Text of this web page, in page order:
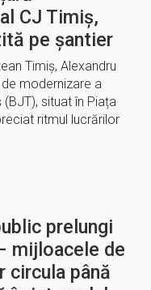
CJ Timiș,
pe șantier
Timiș, Alexandru
modernizare a
situat în Piața
ritmul lucrărilor
prelungi
mijloacele de
circula până